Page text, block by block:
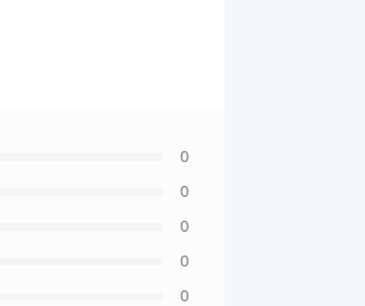
0
0
0
0
0